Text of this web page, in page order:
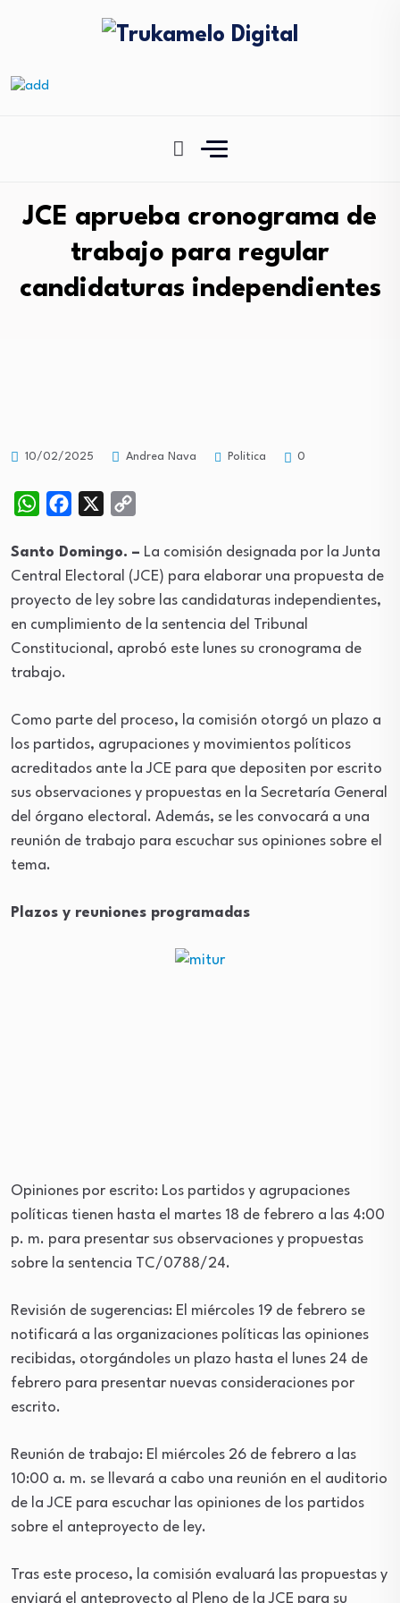
JCE aprueba cronograma de
trabajo para regular
candidaturas independientes
10/02/2025 Andrea Nava Politica 0
WhatsAppFacebook
Santo Domingo. – La comisión designada por la Junta
Central Electoral (JCE) para elaborar una propuesta de
proyecto de ley sobre las candidaturas independientes,
en cumplimiento de la sentencia del Tribunal
Constitucional, aprobó este lunes su cronograma de
trabajo.
Como parte del proceso, la comisión otorgó un plazo a
los partidos, agrupaciones y movimientos políticos
acreditados ante la JCE para que depositen por escrito
sus observaciones y propuestas en la Secretaría General
del órgano electoral. Además, se les convocará a una
reunión de trabajo para escuchar sus opiniones sobre el
tema.
Plazos y reuniones programadas
Opiniones por escrito: Los partidos y agrupaciones
políticas tienen hasta el martes 18 de febrero a las 4:00
p. m. para presentar sus observaciones y propuestas
sobre la sentencia TC/0788/24.
Revisión de sugerencias: El miércoles 19 de febrero se
notificará a las organizaciones políticas las opiniones
recibidas, otorgándoles un plazo hasta el lunes 24 de
febrero para presentar nuevas consideraciones por
escrito.
Reunión de trabajo: El miércoles 26 de febrero a las
10:00 a. m. se llevará a cabo una reunión en el auditorio
de la JCE para escuchar las opiniones de los partidos
sobre el anteproyecto de ley.
Tras este proceso, la comisión evaluará las propuestas y
enviará el anteproyecto al Pleno de la JCE para su